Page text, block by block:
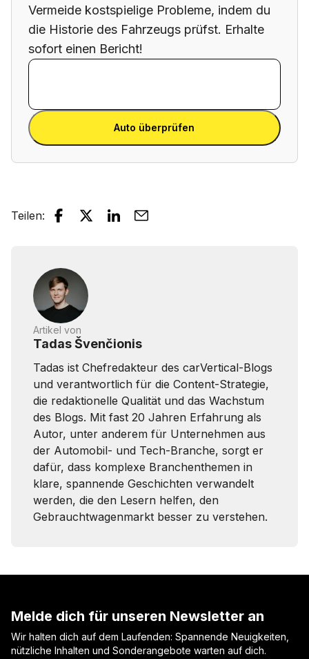
Vermeide kostspielige Probleme, indem du
die Historie des Fahrzeugs prüfst. Erhalte
sofort einen Bericht!
FIN eingeben
FIN eingeben
Auto überprüfen
Teilen:
Artikel von
Tadas Švenčionis
Tadas ist Chefredakteur des carVertical-Blogs
und verantwortlich für die Content-Strategie,
die redaktionelle Qualität und das Wachstum
des Blogs. Mit fast 20 Jahren Erfahrung als
Autor, unter anderem für Unternehmen aus
der Automobil- und Tech-Branche, sorgt er
dafür, dass komplexe Branchenthemen in
klare, spannende Geschichten verwandelt
werden, die den Lesern helfen, den
Gebrauchtwagenmarkt besser zu verstehen.
Melde dich für unseren Newsletter an
Wir halten dich auf dem Laufenden: Spannende Neuigkeiten,
nützliche Inhalten und Sonderangebote warten auf dich.